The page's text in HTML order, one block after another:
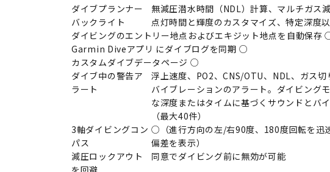
ダイブプランナー
無減圧潜水時間（NDL）計算、マルチガス
バックライト
点灯時間と輝度のカスタマイズ、特定深度
ダイビングのエントリー地点およびエキジット地点を自動保存
Garmin Diveアプリ にダイブログを同期 ○
カスタムダイブデータページ ○
ダイブ中の警告ア
ラート
浮上速度、PO2、CNS/OTU、NDL、ガス
バイブレーションのアラート。ダイビング
な深度またはタイムに基づくサウンドとバ
（最大40件）
3軸ダイビングコン
パス
○（進行方向の左/右90度、180度回転を迅
偏差を表示）
減圧ロックアウト
を回避
同意でダイビング前に無効が可能